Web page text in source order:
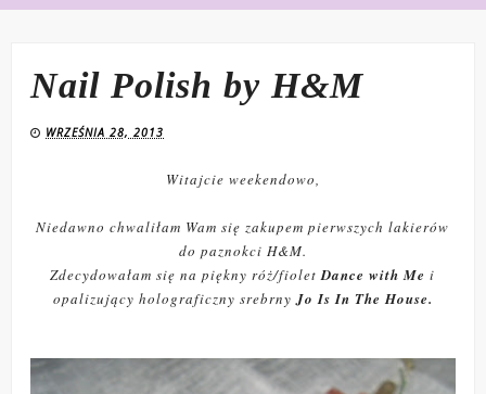
Nail Polish by H&M
WRZEŚNIA 28, 2013
Witajcie weekendowo,
Niedawno chwaliłam Wam się zakupem pierwszych lakierów
do paznokci H&M.
Zdecydowałam się na piękny róż/fioletDance with Me i
opalizujący holograficzny srebrnyJo Is In The House.